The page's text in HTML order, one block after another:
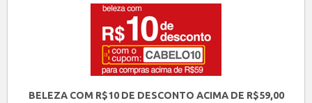
BELEZA COM R$10 DE DESCONTO ACIMA DE R$59,00